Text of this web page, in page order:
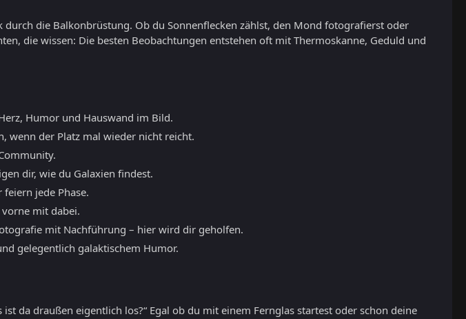
die Balkonbrüstung. Ob du Sonnenflecken zählst, den Mond fotografierst oder
die wissen: Die besten Beobachtungen entstehen oft mit Thermoskanne, Geduld und
Humor und Hauswand im Bild.
wenn der Platz mal wieder nicht reicht.
dir, wie du Galaxien findest.
jede Phase.
mit dabei.
mit Nachführung – hier wird dir geholfen.
gelegentlich galaktischem Humor.
da draußen eigentlich los?“ Egal ob du mit einem Fernglas startest oder schon deine